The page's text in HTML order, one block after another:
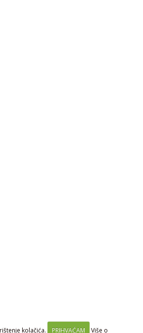
kolačića. PRIHVAĆAM Više o